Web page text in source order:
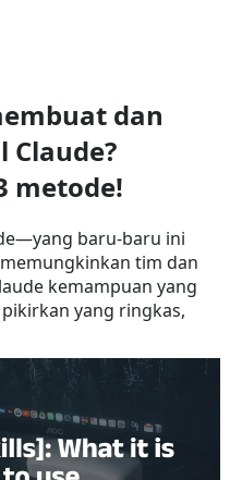
dan
metode!
baru-baru ini
tim dan
kemampuan yang
yang ringkas,